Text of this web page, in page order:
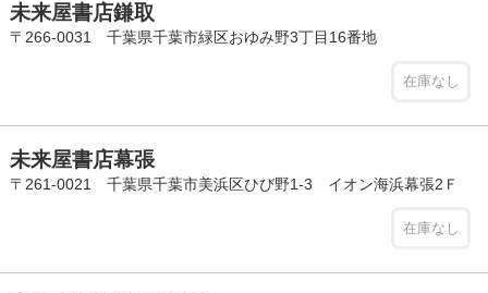
未来屋書店鎌取
〒266-0031 千葉県千葉市緑区おゆみ野3丁目16番地
在庫なし
未来屋書店幕張
〒261-0021 千葉県千葉市美浜区ひび野1-3 イオン海浜幕張2Ｆ
在庫なし